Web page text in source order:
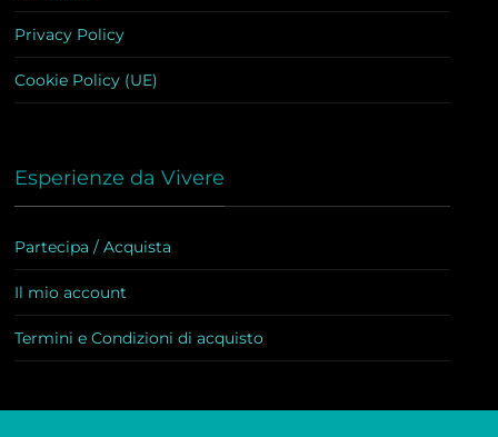
Privacy Policy
Cookie Policy (UE)
Esperienze da Vivere
Partecipa / Acquista
Il mio account
Termini e Condizioni di acquisto